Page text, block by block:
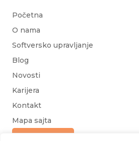
Početna
O nama
Softversko upravljanje
Blog
Novosti
Karijera
Kontakt
Mapa sajta
Upit za ponudu